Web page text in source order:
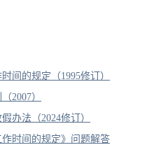
间的规定（1995修订）
2007）
办法（2024修订）
作时间的规定》问题解答